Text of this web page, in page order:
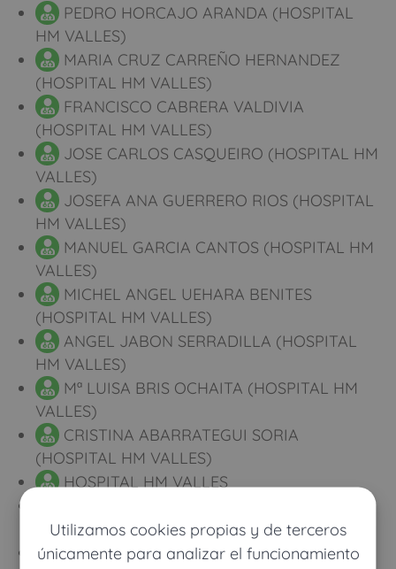
Utilizamos cookies propias y de terceros
únicamente para analizar el funcionamiento
PEDRO HORCAJO ARANDA (HOSPITAL
HM VALLES)
MARIA CRUZ CARREÑO HERNANDEZ
(HOSPITAL HM VALLES)
FRANCISCO CABRERA VALDIVIA
(HOSPITAL HM VALLES)
JOSE CARLOS CASQUEIRO (HOSPITAL HM
VALLES)
JOSEFA ANA GUERRERO RIOS (HOSPITAL
HM VALLES)
MANUEL GARCIA CANTOS (HOSPITAL HM
VALLES)
MICHEL ANGEL UEHARA BENITES
(HOSPITAL HM VALLES)
ANGEL JABON SERRADILLA (HOSPITAL
HM VALLES)
Mª LUISA BRIS OCHAITA (HOSPITAL HM
VALLES)
CRISTINA ABARRATEGUI SORIA
(HOSPITAL HM VALLES)
HOSPITAL HM VALLES
(HOSPITAL HM VALLES)
SUSANA PRADOS LEIRA (HOSPITAL HM